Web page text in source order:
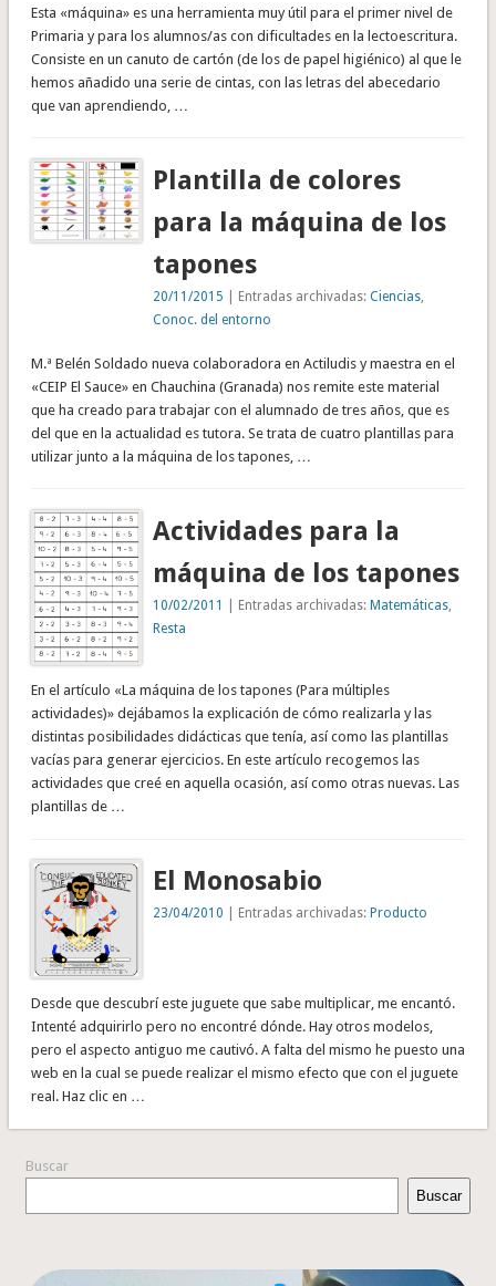
Esta «máquina» es una herramienta muy útil para el primer nivel de
Primaria y para los alumnos/as con dificultades en la lectoescritura.
Consiste en un canuto de cartón (de los de papel higiénico) al que le
hemos añadido una serie de cintas, con las letras del abecedario
que van aprendiendo, …
Plantilla de colores
para la máquina de los
tapones
20/11/2015 | Entradas archivadas:Ciencias
Conoc. del entorno
M.ª Belén Soldado nueva colaboradora en Actiludis y maestra en el
«CEIP El Sauce» en Chauchina (Granada) nos remite este material
que ha creado para trabajar con el alumnado de tres años, que es
del que en la actualidad es tutora. Se trata de cuatro plantillas para
utilizar junto a la máquina de los tapones, …
Actividades para la
máquina de los tapones
10/02/2011 | Entradas archivadas:Matemáticas
Resta
En el artículo «La máquina de los tapones (Para múltiples
actividades)» dejábamos la explicación de cómo realizarla y las
distintas posibilidades didácticas que tenía, así como las plantillas
vacías para generar ejercicios. En este artículo recogemos las
actividades que creé en aquella ocasión, así como otras nuevas. Las
plantillas de …
El Monosabio
23/04/2010 | Entradas archivadas: Producto
Desde que descubrí este juguete que sabe multiplicar, me encantó.
Intenté adquirirlo pero no encontré dónde. Hay otros modelos,
pero el aspecto antiguo me cautivó. A falta del mismo he puesto una
web en la cual se puede realizar el mismo efecto que con el juguete
real. Haz clic en …
Buscar
Buscar